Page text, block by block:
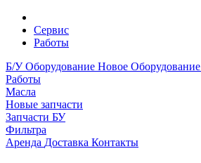
Сервис
Работы
Б/У Оборудование Новое Оборудование
Работы
Масла
Новые запчасти
Запчасти БУ
Фильтра
Аренда Доставка Контакты